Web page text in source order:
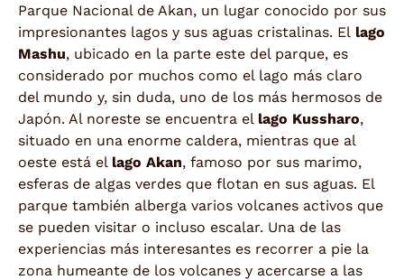
Parque Nacional de Akan, un lugar conocido por sus
impresionantes lagos y sus aguas cristalinas. El lago
Mashu, ubicado en la parte este del parque, es
considerado por muchos como el lago más claro
del mundo y, sin duda, uno de los más hermosos de
Japón. Al noreste se encuentra el lago Kussharo,
situado en una enorme caldera, mientras que al
oeste está el lago Akan, famoso por sus marimo,
esferas de algas verdes que flotan en sus aguas. El
parque también alberga varios volcanes activos que
se pueden visitar o incluso escalar. Una de las
experiencias más interesantes es recorrer a pie la
zona humeante de los volcanes y acercarse a las